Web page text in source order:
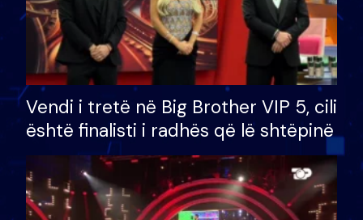
Vendi i tretë në Big Brother VIP 5, cili
është finalisti i radhës që lë shtëpinë